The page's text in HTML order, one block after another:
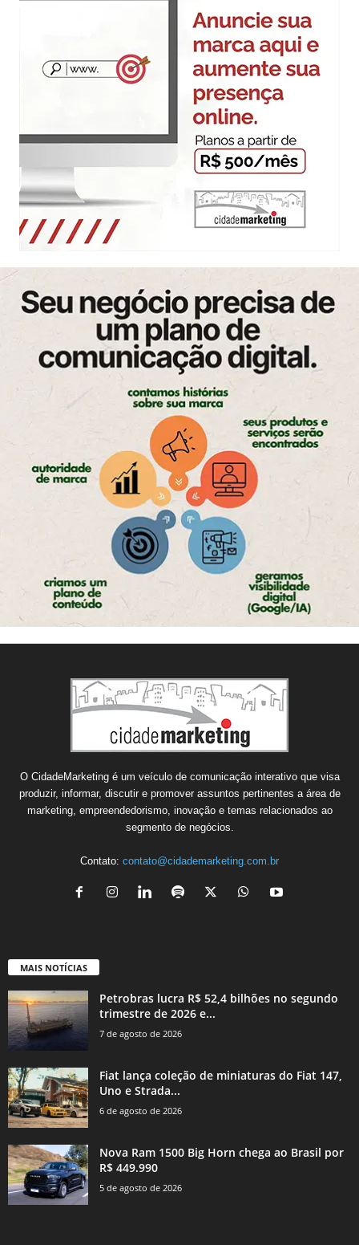
O CidadeMarketing é um veículo de comunicação interativo que visa
produzir, informar, discutir e promover assuntos pertinentes a área de
marketing, empreendedorismo, inovação e temas relacionados ao
segmento de negócios.
Contato: contato@cidademarketing.com.br
MAIS NOTÍCIAS
Petrobras lucra R$ 52,4 bilhões no segundo
trimestre de 2026 e...
7 de agosto de 2026
Fiat lança coleção de miniaturas do Fiat 147,
Uno e Strada...
6 de agosto de 2026
Nova Ram 1500 Big Horn chega ao Brasil por
R$ 449.990
5 de agosto de 2026